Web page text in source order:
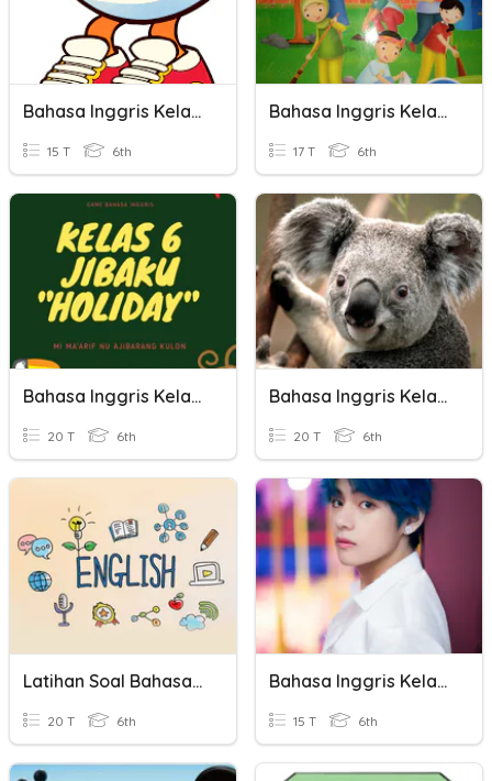
Bahasa Inggris Kelas 6
15 T 6th
Bahasa Inggris Kelas 6
17 T 6th
Bahasa Inggris Kelas 6
20 T 6th
Bahasa Inggris Kelas 6
20 T 6th
Latihan Soal Bahasa Inggris
20 T 6th
Bahasa Inggris Kelas 6
15 T 6th